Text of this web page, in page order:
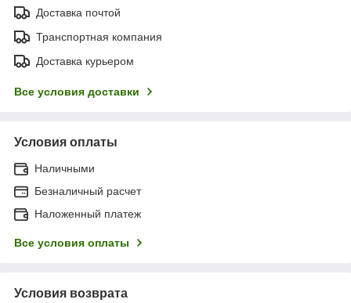
Доставка почтой
Транспортная компания
Доставка курьером
Все условия доставки
Условия оплаты
Наличными
Безналичный расчет
Наложенный платеж
Все условия оплаты
Условия возврата